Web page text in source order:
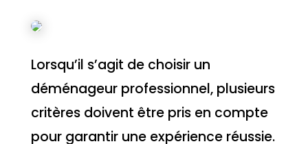
Lorsqu’il s’agit de choisir un
déménageur professionnel, plusieurs
critères doivent être pris en compte
pour garantir une expérience réussie.